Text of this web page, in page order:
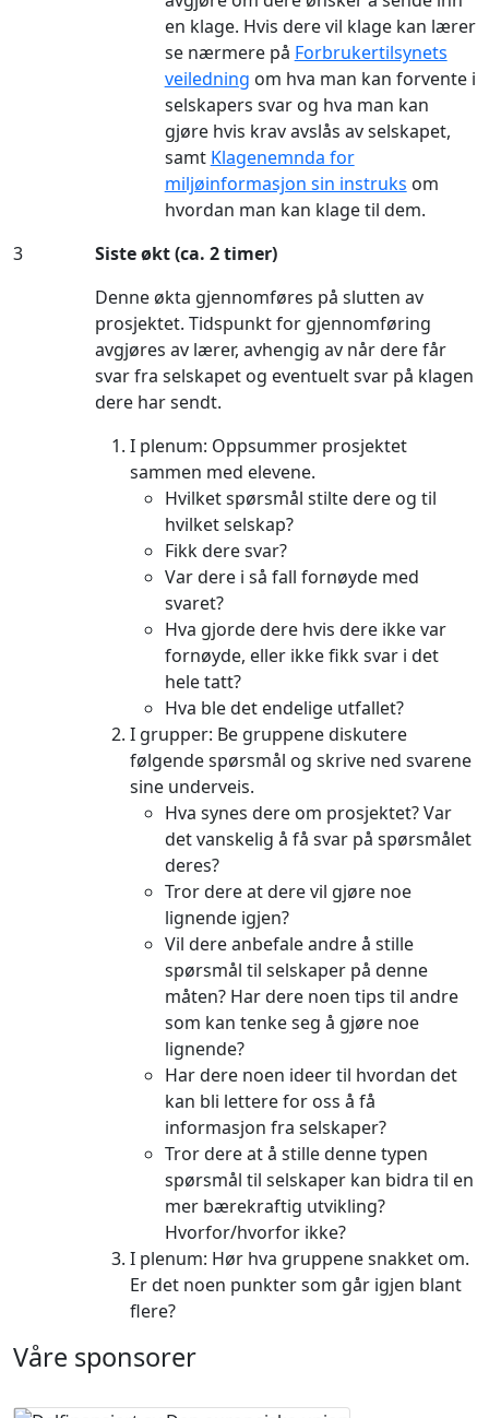
en klage. Hvis dere vil klage kan lærer
se nærmere på Forbrukertilsynets
veiledning om hva man kan forvente i
selskapers svar og hva man kan
gjøre hvis krav avslås av selskapet,
samt Klagenemnda for
miljøinformasjon sin instruks om
hvordan man kan klage til dem.
3
Siste økt (ca. 2 timer)
Denne økta gjennomføres på slutten av
prosjektet. Tidspunkt for gjennomføring
avgjøres av lærer, avhengig av når dere får
svar fra selskapet og eventuelt svar på klagen
dere har sendt.
I plenum: Oppsummer prosjektet
sammen med elevene.
Hvilket spørsmål stilte dere og til
hvilket selskap?
Fikk dere svar?
Var dere i så fall fornøyde med
svaret?
Hva gjorde dere hvis dere ikke var
fornøyde, eller ikke fikk svar i det
hele tatt?
Hva ble det endelige utfallet?
I grupper: Be gruppene diskutere
følgende spørsmål og skrive ned svarene
sine underveis.
Hva synes dere om prosjektet? Var
det vanskelig å få svar på spørsmålet
deres?
Tror dere at dere vil gjøre noe
lignende igjen?
Vil dere anbefale andre å stille
spørsmål til selskaper på denne
måten? Har dere noen tips til andre
som kan tenke seg å gjøre noe
lignende?
Har dere noen ideer til hvordan det
kan bli lettere for oss å få
informasjon fra selskaper?
Tror dere at å stille denne typen
spørsmål til selskaper kan bidra til en
mer bærekraftig utvikling?
Hvorfor/hvorfor ikke?
I plenum: Hør hva gruppene snakket om.
Er det noen punkter som går igjen blant
flere?
Våre sponsorer